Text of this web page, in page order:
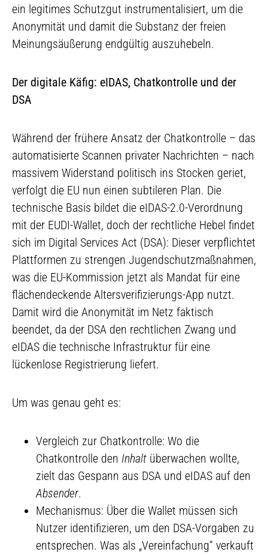
ein legitimes Schutzgut instrumentalisiert, um die
Anonymität und damit die Substanz der freien
Meinungsäußerung endgültig auszuhebeln.
Der digitale Käfig: eIDAS, Chatkontrolle und der
DSA
Während der frühere Ansatz der Chatkontrolle – das
automatisierte Scannen privater Nachrichten – nach
massivem Widerstand politisch ins Stocken geriet,
verfolgt die EU nun einen subtileren Plan. Die
technische Basis bildet die eIDAS-2.0-Verordnung
mit der EUDI-Wallet, doch der rechtliche Hebel findet
sich im Digital Services Act (DSA): Dieser verpflichtet
Plattformen zu strengen Jugendschutzmaßnahmen,
was die EU-Kommission jetzt als Mandat für eine
flächendeckende Altersverifizierungs-App nutzt.
Damit wird die Anonymität im Netz faktisch
beendet, da der DSA den rechtlichen Zwang und
eIDAS die technische Infrastruktur für eine
lückenlose Registrierung liefert.
Um was genau geht es:
Vergleich zur Chatkontrolle: Wo die
Chatkontrolle den Inhalt überwachen wollte,
zielt das Gespann aus DSA und eIDAS auf den
Absender.
Mechanismus: Über die Wallet müssen sich
Nutzer identifizieren, um den DSA-Vorgaben zu
entsprechen. Was als „Vereinfachung“ verkauft